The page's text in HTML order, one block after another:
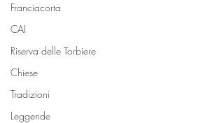
Franciacorta
CAI
Riserva delle Torbiere
Chiese
Tradizioni
Leggende